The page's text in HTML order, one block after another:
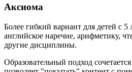
Аксиома
Более гибкий вариант для детей с
английское наречие, арифметику,
другие дисциплины.
Образовательный подход